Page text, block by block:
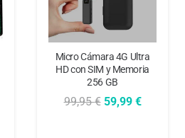
Micro Cámara 4G Ultra
HD con SIM y Memoria
256 GB
99,95€ El
59,99 €El